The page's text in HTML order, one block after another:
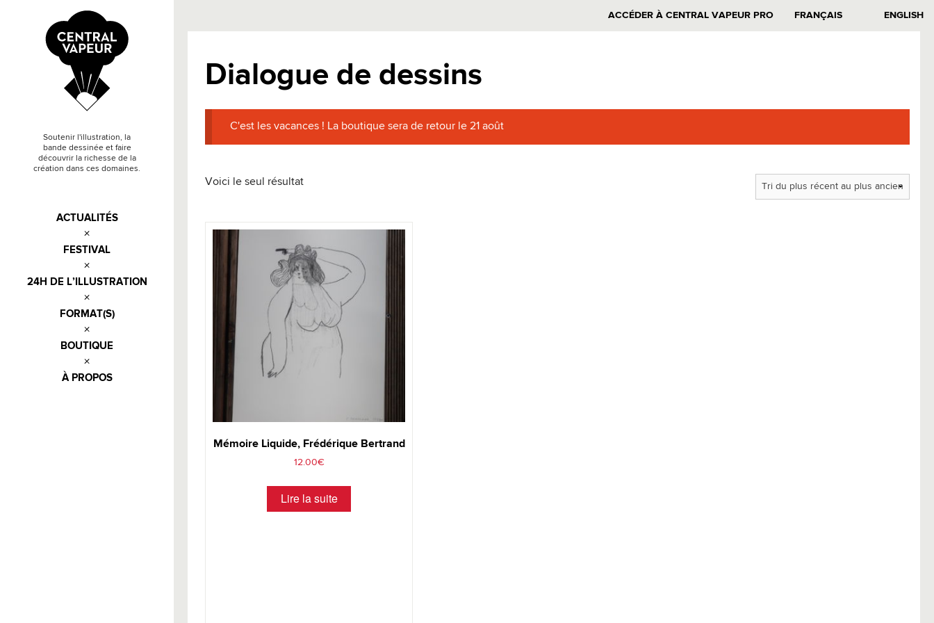
Soutenir l'illustration, la
bande dessinée et faire
découvrir la richesse de la
création dans ces domaines.
ACTUALITÉS
FESTIVAL
24H DE L’ILLUSTRATION
FORMAT(S)
BOUTIQUE
À PROPOS
ACCÉDER À CENTRAL VAPEUR PRO FRANÇAIS ENGLISH
Dialogue de dessins
C'est les vacances ! La boutique sera de retour le 21 août
Voici le seul résultat
Mémoire Liquide, Frédérique Bertrand
12.00€
Lire la suite